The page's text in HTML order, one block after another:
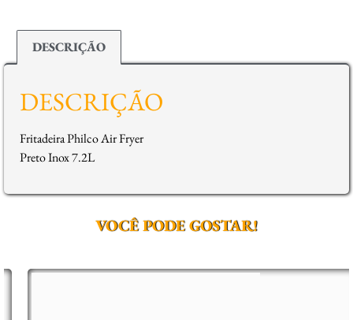
DESCRIÇÃO
DESCRIÇÃO
Fritadeira Philco Air Fryer
Preto Inox 7.2L
VOCÊ PODE GOSTAR!